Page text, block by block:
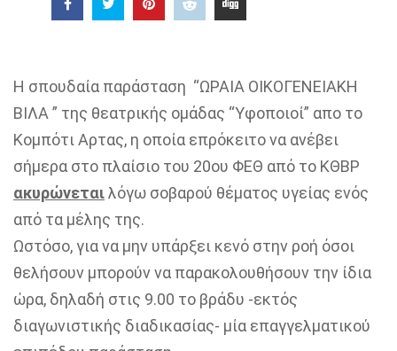
Η σπουδαία παράσταση “ΩΡΑΙΑ ΟΙΚΟΓΕΝΕΙΑΚΗ
ΒΙΛΑ ” της θεατρικής ομάδας “Υφοποιοί” απο το
Κομπότι Αρτας, η οποία επρόκειτο να ανέβει
σήμερα στο πλαίσιο του 20ου ΦΕΘ από το ΚΘΒΡ
ακυρώνεταιλόγω σοβαρού θέματος υγείας ενός
από τα μέλης της.
Ωστόσο, για να μην υπάρξει κενό στην ροή όσοι
θελήσουν μπορούν να παρακολουθήσουν την ίδια
ώρα, δηλαδή στις 9.00 το βράδυ -εκτός
διαγωνιστικής διαδικασίας- μία επαγγελματικού